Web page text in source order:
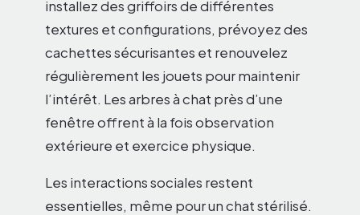
installez des griffoirs de différentes
textures et configurations, prévoyez des
cachettes sécurisantes et renouvelez
régulièrement les jouets pour maintenir
l’intérêt. Les arbres à chat près d’une
fenêtre offrent à la fois observation
extérieure et exercice physique.
Les interactions sociales restent
essentielles, même pour un chat stérilisé.